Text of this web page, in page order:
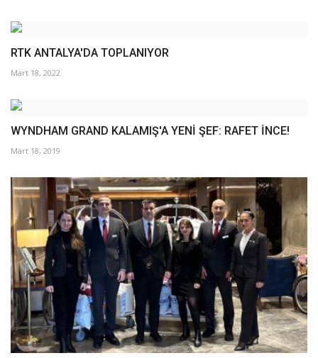
RTK ANTALYA'DA TOPLANIYOR
Mart 18, 2022
WYNDHAM GRAND KALAMIŞ'A YENİ ŞEF: RAFET İNCE!
Mart 18, 2019